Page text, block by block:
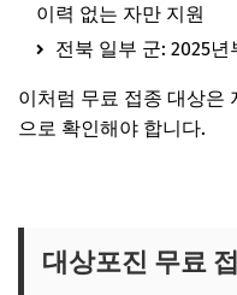
이력 없는 자만 지원
전북 일부 군: 2025
이처럼 무료 접종 대상은
으로 확인해야 합니다.
대상포진 무료